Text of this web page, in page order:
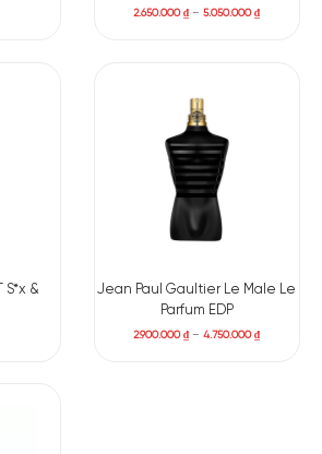
Angels Share On The Rocks by
khắc ly cocktail cao cấp chạm vào đá
từ nốt hương đầu, chanh Ý, bưởi và cam
thái rực rỡ, hiện đại. Điểm nhấn
viên đá lạnh tạo cảm giác tươi mát
Cognac xuất hiện sang trọng, mượt mà
2.650.000₫ –5.050.000₫
S*x &
Jean Paul Gaultier Le Male Le
Parfum EDP
2.900.000₫ –4.750.000₫